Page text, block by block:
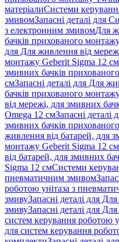
матеріалиСистеми
змивомЗапасні деталі для
з електронним змивомДля
бачків прихованого
для Для живлення від
монтажу Geberit Sigma 12 см
змивних бачків
смЗапасні деталі для Для
бачків прихованого
від мережі, для змивних
Omega 12 смЗапасні деталі
змивних бачків
живлення від батарей, для
монтажу Geberit Sigma 12 см
від батарей, для змивних
Sigma 12 смСистеми
пневматичним змивом
роботою унітаза з
змивуЗапасні деталі для
змивуЗапасні деталі для
систем керування роботою
для систем керування